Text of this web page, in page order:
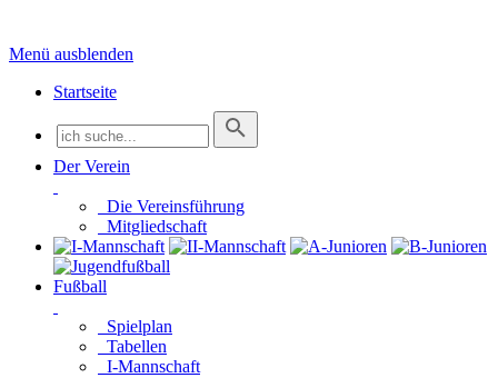
Menü ausblenden
Startseite
Der Verein
Die Vereinsführung
Mitgliedschaft
Fußball
Spielplan
Tabellen
I-Mannschaft